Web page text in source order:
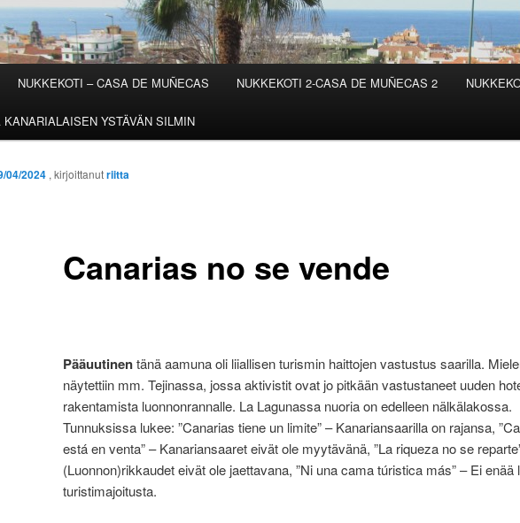
NUKKEKOTI – CASA DE MUÑECAS NUKKEKOTI 2-CASA DE MUÑECAS 2
KANARIALAISEN YSTÄVÄN SILMIN
Canarias no se vende
04/2024 , kirjoittanutriitta
Pääuutinentänä aamuna oli liiallisen turismin haittojen vastustus saarilla.
näytettiin mm. Tejinassa, jossa aktivistit ovat jo pitkään vastustaneet uuden
rakentamista luonnonrannalle. La Lagunassa nuoria on edelleen nälkälakossa.
Tunnuksissa lukee: ”Canarias tiene un limite” – Kanariansaarilla on rajansa,
está en venta” – Kanariansaaret eivät ole myytävänä, ”La riqueza no se
(Luonnon)rikkaudet eivät ole jaettavana, ”Ni una cama túristica más” – Ei enää
turistimajoitusta.